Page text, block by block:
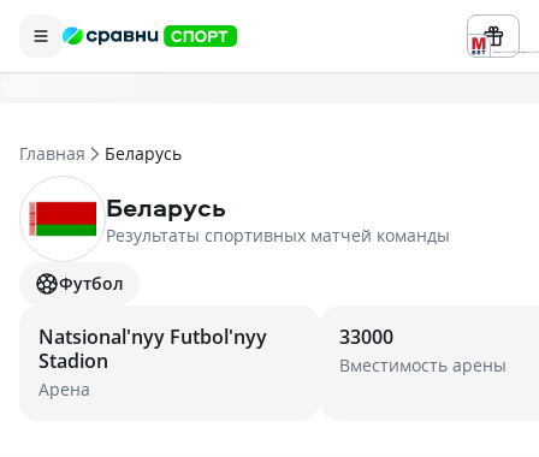
Реклама ООО «БК «Марафон» ИНН
Главная Беларусь
Беларусь
Результаты спортивных матчей команды
Футбол
Natsional'nyy Futbol'nyy
Stadion
Арена
33000
Вместимость арены